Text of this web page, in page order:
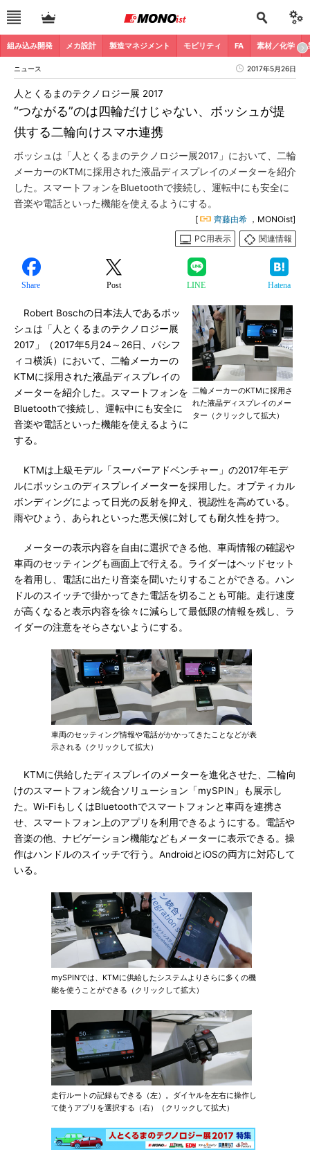
組み込み開発 メカ設計 製造マネジメント モビリティ FA 素材／化学
ニュース 2017年5月26日
“つながる”のは四輪だけじゃない、ボッシュが提
供する二輪向けスマホ連携
人とくるまのテクノロジー展 2017
ボッシュは「人とくるまのテクノロジー展2017」において、二輪
メーカーのKTMに採用された液晶ディスプレイのメーターを紹介
した。スマートフォンをBluetoothで接続し、運転中にも安全に
音楽や電話といった機能を使えるようにする。
[ 齊藤由希 ，MONOist]
PC用表示
関連情報
Share Post LINE Hatena
二輪メーカーのKTMに採用さ
れた液晶ディスプレイのメー
ター（クリックして拡大）
Robert Boschの日本法人であるボッ
シュは「人とくるまのテクノロジー展
2017」（2017年5月24～26日、パシフ
ィコ横浜）において、二輪メーカーの
KTMに採用された液晶ディスプレイの
メーターを紹介した。スマートフォンを
Bluetoothで接続し、運転中にも安全に
音楽や電話といった機能を使えるように
する。
KTMは上級モデル「スーパーアドベンチャー」の2017年モデ
ルにボッシュのディスプレイメーターを採用した。オプティカル
ボンディングによって日光の反射を抑え、視認性を高めている。
雨やひょう、あられといった悪天候に対しても耐久性を持つ。
メーターの表示内容を自由に選択できる他、車両情報の確認や
車両のセッティングも画面上で行える。ライダーはヘッドセット
を着用し、電話に出たり音楽を聞いたりすることができる。ハン
ドルのスイッチで掛かってきた電話を切ることも可能。走行速度
が高くなると表示内容を徐々に減らして最低限の情報を残し、ラ
イダーの注意をそらさないようにする。
車両のセッティング情報や電話がかかってきたことなどが表
示される（クリックして拡大）
KTMに供給したディスプレイのメーターを進化させた、二輪向
けのスマートフォン統合ソリューション「mySPIN」も展示し
た。Wi-FiもしくはBluetoothでスマートフォンと車両を連携さ
せ、スマートフォン上のアプリを利用できるようにする。電話や
音楽の他、ナビゲーション機能などもメーターに表示できる。操
作はハンドルのスイッチで行う。AndroidとiOSの両方に対応して
いる。
mySPINでは、KTMに供給したシステムよりさらに多くの機
能を使うことができる（クリックして拡大）
走行ルートの記録もできる（左）。ダイヤルを左右に操作し
て使うアプリを選択する（右）（クリックして拡大）